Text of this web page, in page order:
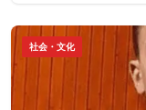
社会・文化